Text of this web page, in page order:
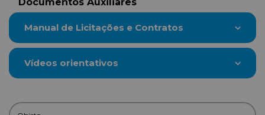
Documentos Auxiliares
Manual de Licitações e Contratos
Vídeos orientativos